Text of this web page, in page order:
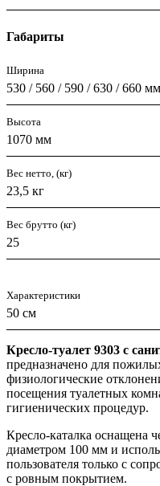
Габариты
Ширина
530 / 560 / 590 / 630 / 660 мм
Высота
1070 мм
Вес нетто, (кг)
23,5 кг
Вес брутто (кг)
25
Характеристики
50 см
Кресло-туалет 9303 с
предназначено для
физиологические
посещения туалетных
гигиенических процедур.
Кресло-каталка оснащена
диаметром 100 мм и
пользователя только с
с ровным покрытием.